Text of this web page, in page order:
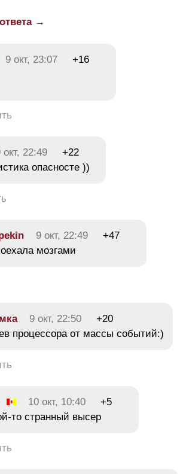
→
9 окт, 23:07 +16
окт, 22:49
+22
опасносте ))
9 окт, 22:49
+47
мозгами
9 окт, 22:50
+20
процессора от массы событий:)
10 окт, 10:40
+5
то странный высер